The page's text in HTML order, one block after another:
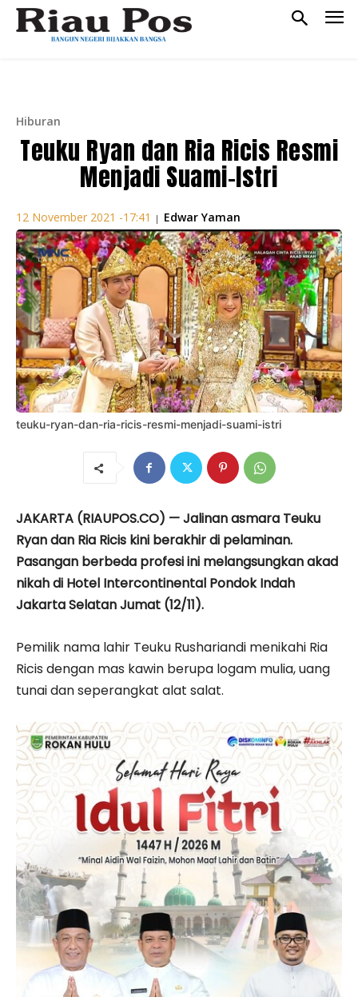
Hiburan
Teuku Ryan dan Ria Ricis Resmi
Menjadi Suami-Istri
12 November 2021 -17:41 | Edwar Yaman
teuku-ryan-dan-ria-ricis-resmi-menjadi-suami-istri
JAKARTA (RIAUPOS.CO) — Jalinan asmara Teuku
Ryan dan Ria Ricis kini berakhir di pelaminan.
Pasangan berbeda profesi ini melangsungkan akad
nikah di Hotel Intercontinental Pondok Indah
Jakarta Selatan Jumat (12/11).
Pemilik nama lahir Teuku Rushariandi menikahi Ria
Ricis dengan mas kawin berupa logam mulia, uang
tunai dan seperangkat alat salat.